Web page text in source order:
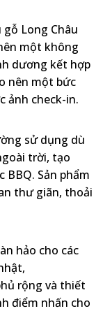
Long Châu
một không
dương kết hợp
nên một bức
ảnh check-in.
sử dụng dù
trời, tạo
BBQ. Sản phẩm
thư giãn, thoải
hảo cho các
rộng và thiết
điểm nhấn cho